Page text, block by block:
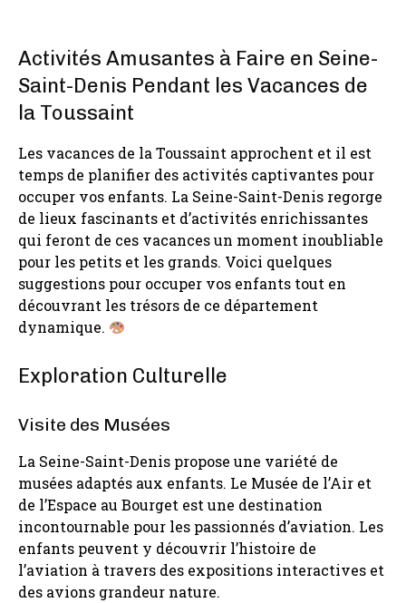
Activités Amusantes à Faire en Seine-
Saint-Denis Pendant les Vacances de
la Toussaint
Les vacances de la Toussaint approchent et il est
temps de planifier des activités captivantes pour
occuper vos enfants. La Seine-Saint-Denis regorge
de lieux fascinants et d’activités enrichissantes
qui feront de ces vacances un moment inoubliable
pour les petits et les grands. Voici quelques
suggestions pour occuper vos enfants tout en
découvrant les trésors de ce département
dynamique.
Exploration Culturelle
Visite des Musées
La Seine-Saint-Denis propose une variété de
musées adaptés aux enfants. Le Musée de l’Air et
de l’Espace au Bourget est une destination
incontournable pour les passionnés d’aviation. Les
enfants peuvent y découvrir l’histoire de
l’aviation à travers des expositions interactives et
des avions grandeur nature.